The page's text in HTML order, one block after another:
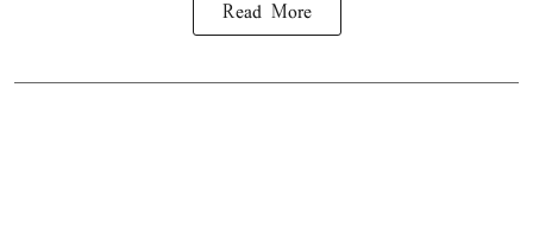
Read More